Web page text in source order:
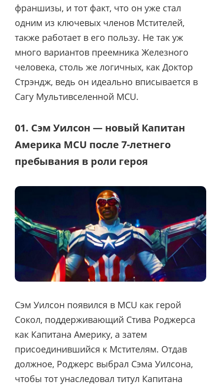
франшизы, и тот факт, что он уже стал
одним из ключевых членов Мстителей,
также работает в его пользу. Не так уж
много вариантов преемника Железного
человека, столь же логичных, как Доктор
Стрэндж, ведь он идеально вписывается в
Сагу Мультивселенной MCU.
01. Сэм Уилсон — новый Капитан
Америка MCU после 7-летнего
пребывания в роли героя
Сэм Уилсон появился в MCU как герой
Сокол, поддерживающий Стива Роджерса
как Капитана Америку, а затем
присоединившийся к Мстителям. Отдав
должное, Роджерс выбрал Сэма Уилсона,
чтобы тот унаследовал титул Капитана